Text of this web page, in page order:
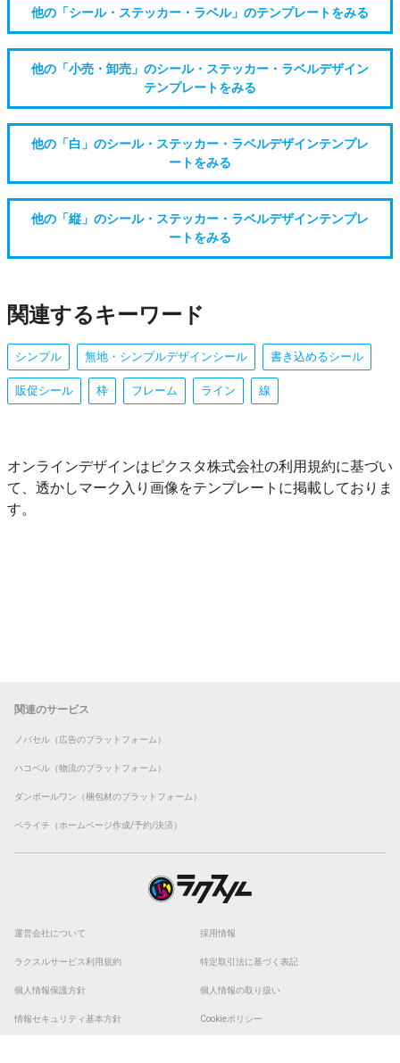
他の「シール・ステッカー・ラベル」のテンプレートをみる
他の「小売・卸売」のシール・ステッカー・ラベルデザイン
テンプレートをみる
他の「白」のシール・ステッカー・ラベルデザインテンプレ
ートをみる
他の「縦」のシール・ステッカー・ラベルデザインテンプレ
ートをみる
関連するキーワード
シンプル 無地・シンプルデザインシール 書き込めるシール
販促シール 枠 フレーム ライン 線
オンラインデザインはピクスタ株式会社の利用規約に基づい
て、透かしマーク入り画像をテンプレートに掲載しておりま
す。
関連のサービス
ノバセル（広告のプラットフォーム）
ハコベル（物流のプラットフォーム）
ダンボールワン（梱包材のプラットフォーム）
ペライチ（ホームページ作成/予約/決済）
運営会社について 採用情報
ラクスルサービス利用規約 特定取引法に基づく表記
個人情報保護方針 個人情報の取り扱い
情報セキュリティ基本方針 Cookieポリシー